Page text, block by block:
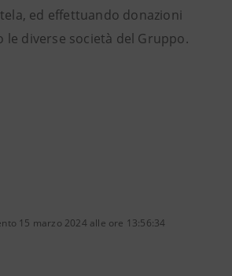
ed effettuando donazioni
diverse società del Gruppo.
15 marzo 2024 alle ore 13:56:34